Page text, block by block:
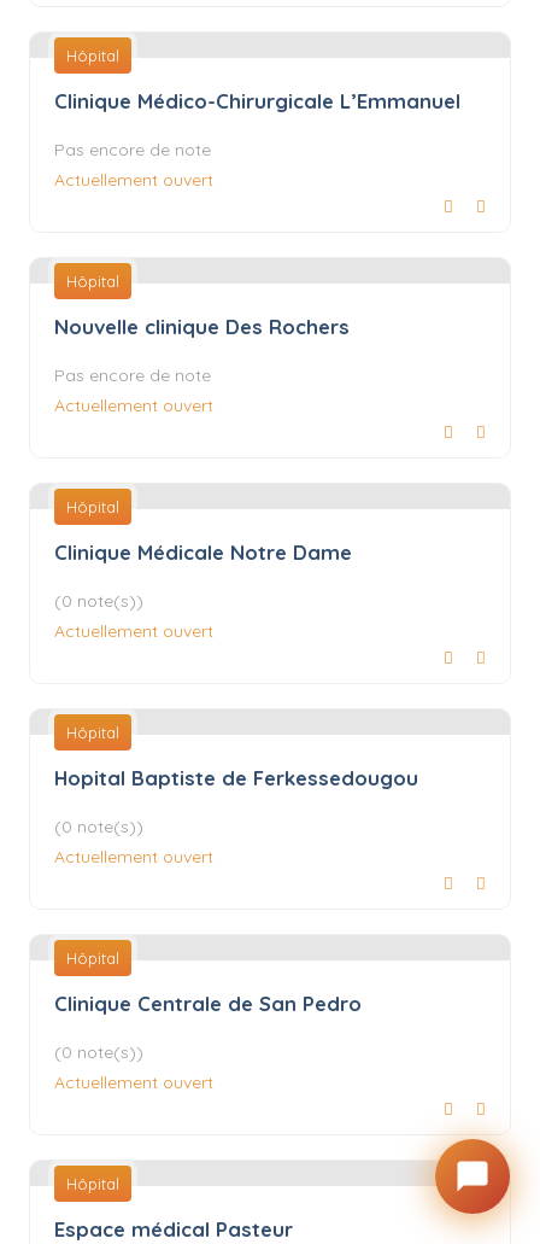
Hôpital
Clinique Médico-Chirurgicale L’Emmanuel
Pas encore de note
Actuellement ouvert
Hôpital
Nouvelle clinique Des Rochers
Pas encore de note
Actuellement ouvert
Hôpital
Clinique Médicale Notre Dame
(0 note(s))
Actuellement ouvert
Hôpital
Hopital Baptiste de Ferkessedougou
(0 note(s))
Actuellement ouvert
Hôpital
Clinique Centrale de San Pedro
(0 note(s))
Actuellement ouvert
Hôpital
Espace médical Pasteur